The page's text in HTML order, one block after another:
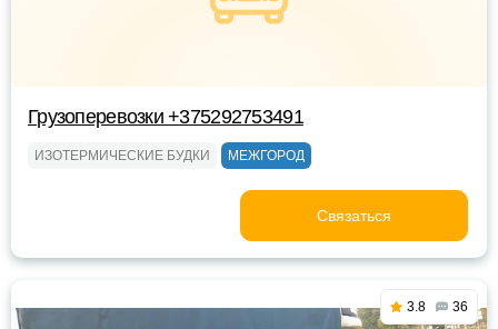
Грузоперевозки +375292753491
ИЗОТЕРМИЧЕСКИЕ БУДКИ МЕЖГОРОД
Связаться
3.8 36